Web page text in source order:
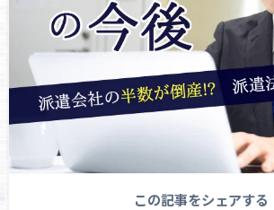
この記事をシェアする